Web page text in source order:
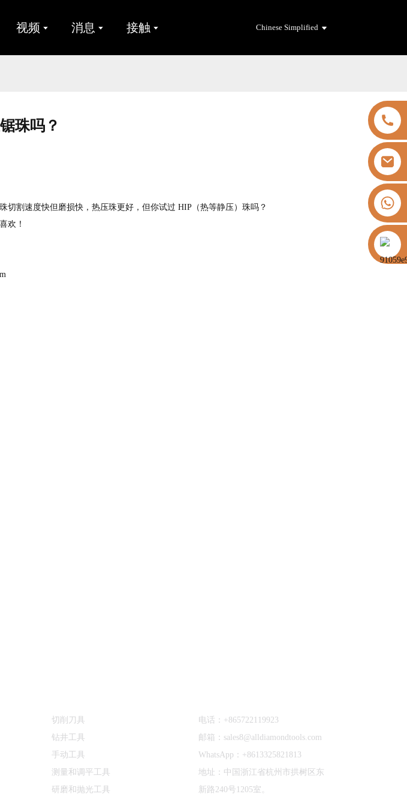
视频 消息 接触 Chinese Simplified
珠吗？
切割速度快但磨损快，热压珠更好，但你试过 HIP（热等静压）珠吗？
欢！
切削刀具
钻井工具
手动工具
测量和调平工具
研磨和抛光工具
电话：+865722119923
邮箱：sales8@alldiamondtools.com
WhatsApp：+8613325821813
地址：中国浙江省杭州市拱树区东
新路240号1205室。